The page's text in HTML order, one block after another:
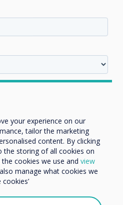
zprávy
jsou evakuace,
o pandemii
a návštěvníků
úřadů se domnívají,
povrch toho, co lze s
Clevertouch
your experience on our
tailor the marketing
content. By clicking
the storing of all cookies on
cookies we use and view
manage what cookies we
ohledně našich produktů a
nebo poštou.